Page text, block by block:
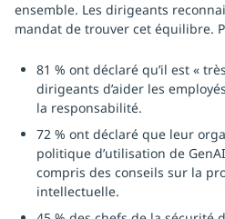
ensemble. Les dirigeants
mandat de trouver cet équilibre.
81 % ont déclaré qu’il est «
dirigeants d’aider les
la responsabilité.
72 % ont déclaré que leur
politique d’utilisation de
compris des conseils sur la
intellectuelle.